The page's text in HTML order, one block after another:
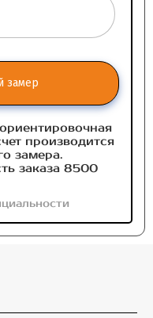
замер
производится
замера.
заказа 8500